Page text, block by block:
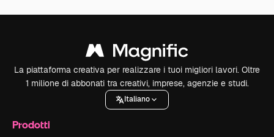
La piattaforma creativa per realizzare i tuoi migliori lavori. Oltre
1 milione di abbonati tra creativi, imprese, agenzie e studi.
Italiano
Prodotti